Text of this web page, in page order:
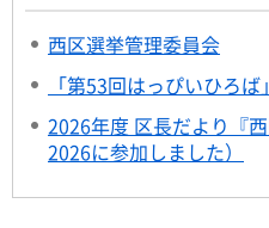
西区選挙管理委員会
「第53回はっぴいひろ
2026年度 区長だより『
2026に参加しました）